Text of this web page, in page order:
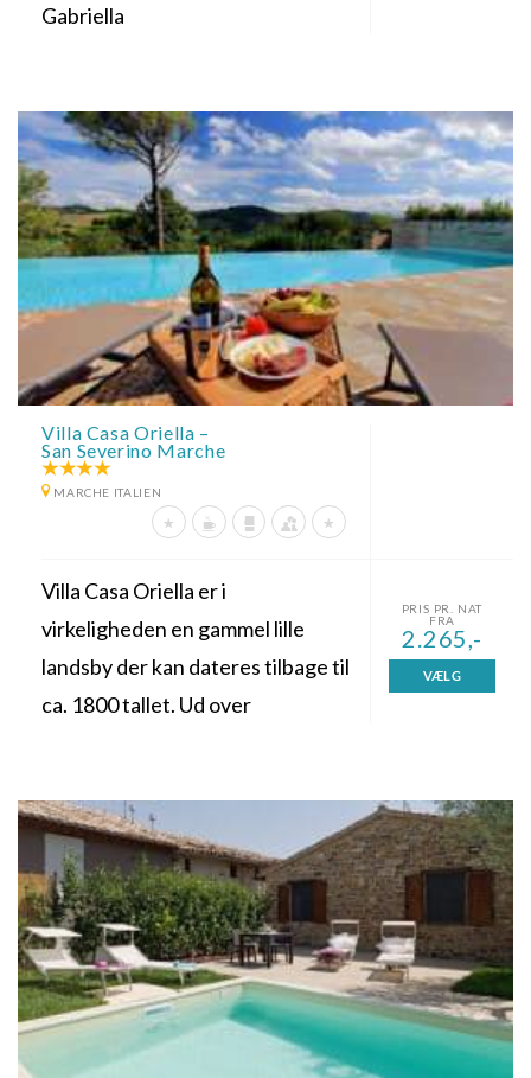
Gabriella
Villa Casa Oriella –
San Severino Marche
MARCHE ITALIEN
Villa Casa Oriella er i
virkeligheden en gammel lille
landsby der kan dateres tilbage til
ca. 1800 tallet. Ud over
PRIS PR. NAT
FRA
2.265,-
VÆLG